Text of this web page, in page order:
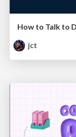
How to Talk to
jct